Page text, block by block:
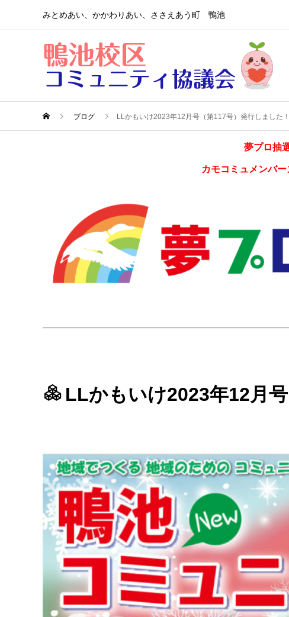
みとめあい、かかわりあい、ささえあう町 鴨池
ブログ LLかもいけ2023年12月号（第117号）発行しました！
夢プロ抽
カモコミュメンバ
LLかもいけ2023年12月